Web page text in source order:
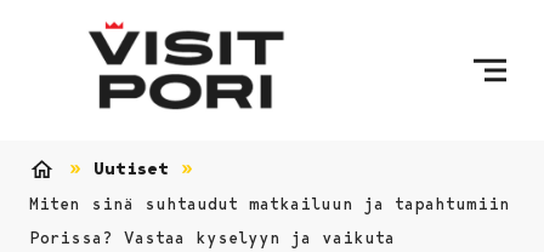
Uutiset
Miten sinä suhtaudut matkailuun ja tapahtumiin
Porissa? Vastaa kyselyyn ja vaikuta